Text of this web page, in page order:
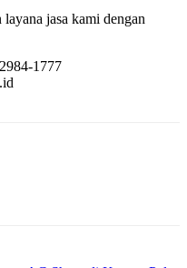
jasa kami dengan
1777